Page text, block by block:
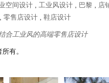
空间设计 工业风设计 巴黎
店
零售店设计 鞋店设计
合工业风的高端零售店设计
有。